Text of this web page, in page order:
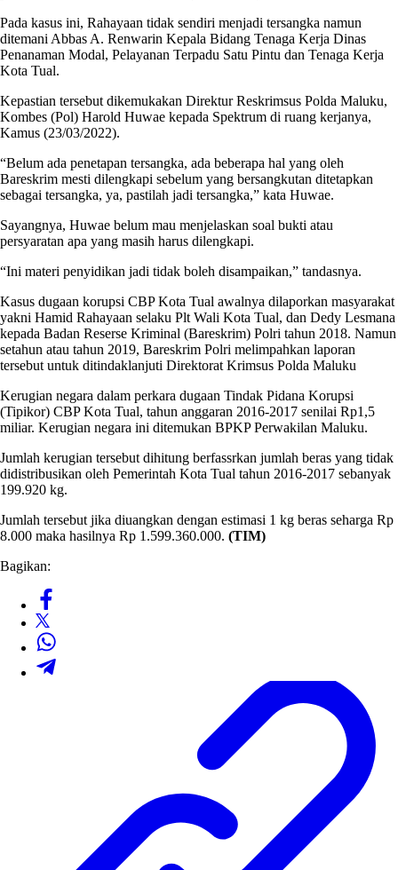
Pada kasus ini, Rahayaan tidak sendiri menjadi tersangka namun
ditemani Abbas A. Renwarin Kepala Bidang Tenaga Kerja Dinas
Penanaman Modal, Pelayanan Terpadu Satu Pintu dan Tenaga Kerja
Kota Tual.
Kepastian tersebut dikemukakan Direktur Reskrimsus Polda Maluku,
Kombes (Pol) Harold Huwae kepada Spektrum di ruang kerjanya,
Kamus (23/03/2022).
“Belum ada penetapan tersangka, ada beberapa hal yang oleh
Bareskrim mesti dilengkapi sebelum yang bersangkutan ditetapkan
sebagai tersangka, ya, pastilah jadi tersangka,” kata Huwae.
Sayangnya, Huwae belum mau menjelaskan soal bukti atau
persyaratan apa yang masih harus dilengkapi.
“Ini materi penyidikan jadi tidak boleh disampaikan,” tandasnya.
Kasus dugaan korupsi CBP Kota Tual awalnya dilaporkan masyarakat
yakni Hamid Rahayaan selaku Plt Wali Kota Tual, dan Dedy Lesmana
kepada Badan Reserse Kriminal (Bareskrim) Polri tahun 2018. Namun
setahun atau tahun 2019, Bareskrim Polri melimpahkan laporan
tersebut untuk ditindaklanjuti Direktorat Krimsus Polda Maluku
Kerugian negara dalam perkara dugaan Tindak Pidana Korupsi
(Tipikor) CBP Kota Tual, tahun anggaran 2016-2017 senilai Rp1,5
miliar. Kerugian negara ini ditemukan BPKP Perwakilan Maluku.
Jumlah kerugian tersebut dihitung berfassrkan jumlah beras yang tidak
didistribusikan oleh Pemerintah Kota Tual tahun 2016-2017 sebanyak
199.920 kg.
Jumlah tersebut jika diuangkan dengan estimasi 1 kg beras seharga Rp
8.000 maka hasilnya Rp 1.599.360.000. (TIM)
Bagikan: